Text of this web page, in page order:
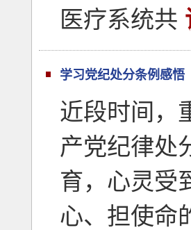
医疗系统共
学习党纪处分条例感悟
近段时间，
产党纪律处
育，心灵受
心、担使命